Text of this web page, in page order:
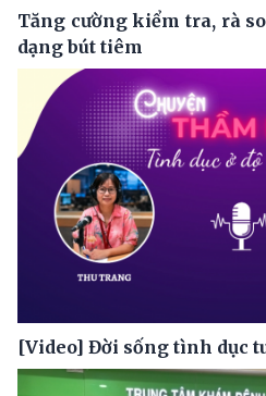
Tăng cường kiểm tra, rà
dạng bút tiêm
[Video] Đời sống tình dục